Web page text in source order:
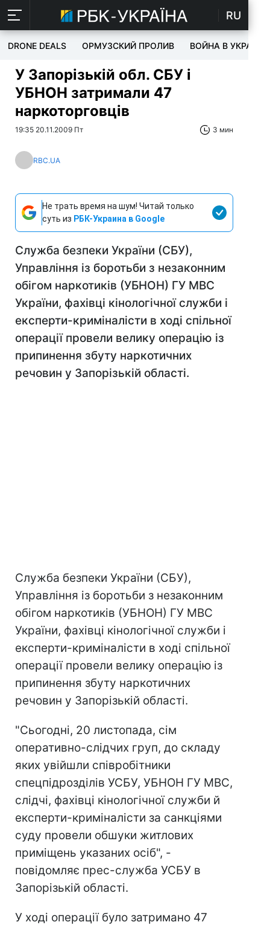
RU
DRONE DEALS ОРМУЗСКИЙ ПРОЛИВ ВОЙНА В УКРАИНЕ
У Запорізькій обл. СБУ і
УБНОН затримали 47
наркоторговців
19:35 20.11.2009 Пт 3 мин
RBC.UA
Не трать время на шум! Читай только
суть из РБК-Украина в Google
Служба безпеки України (СБУ),
Управління із боротьби з незаконним
обігом наркотиків (УБНОН) ГУ МВС
України, фахівці кінологічної служби і
експерти-криміналісти в ході спільної
операції провели велику операцію із
припинення збуту наркотичних
речовин у Запорізькій області.
Служба безпеки України (СБУ),
Управління із боротьби з незаконним
обігом наркотиків (УБНОН) ГУ МВС
України, фахівці кінологічної служби і
експерти-криміналісти в ході спільної
операції провели велику операцію із
припинення збуту наркотичних
речовин у Запорізькій області.
"Сьогодні, 20 листопада, сім
оперативно-слідчих груп, до складу
яких увійшли співробітники
спецпідрозділів УСБУ, УБНОН ГУ МВС,
слідчі, фахівці кінологічної служби й
експерти-криміналісти за санкціями
суду провели обшуки житлових
приміщень указаних осіб", -
повідомляє прес-служба УСБУ в
Запорізькій області.
У ході операції було затримано 47